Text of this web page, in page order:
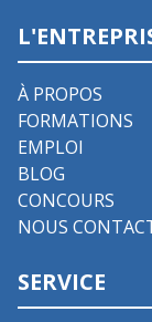
À PROPOS
FORMATIONS
EMPLOI
BLOG
CONCOURS
NOUS
SERVICE